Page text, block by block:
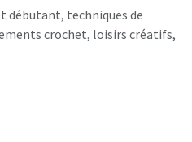
débutant, techniques de
crochet, loisirs créatifs,